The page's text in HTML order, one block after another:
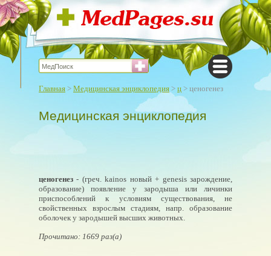
Главная > Медицинская энциклопедия > ц > ценогенез
Медицинская энциклопедия
ценогенез - (греч. kainos новый + genesis зарождение,
образование) появление у зародыша или личинки
приспособлений к условиям существования, не
свойственных взрослым стадиям, напр. образование
оболочек у зародышей высших животных.
Прочитано: 1669 раз(а)